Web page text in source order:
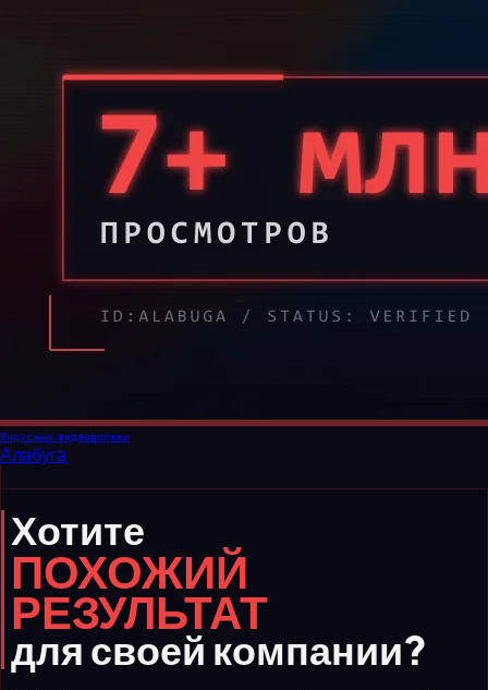
Вирусные видеоролики
Алабуга
Хотите
ПОХОЖИЙ
РЕЗУЛЬТАТ
для своей компании?